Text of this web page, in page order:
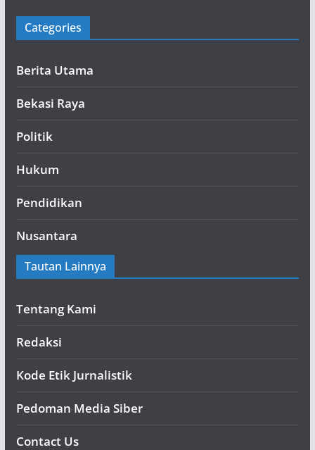
Categories
Berita Utama
Bekasi Raya
Politik
Hukum
Pendidikan
Nusantara
Tautan Lainnya
Tentang Kami
Redaksi
Kode Etik Jurnalistik
Pedoman Media Siber
Contact Us